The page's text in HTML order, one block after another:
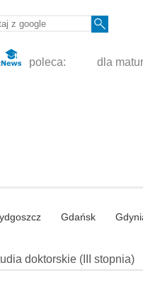
poleca: dla
Gdańsk
doktorskie (III stopnia)